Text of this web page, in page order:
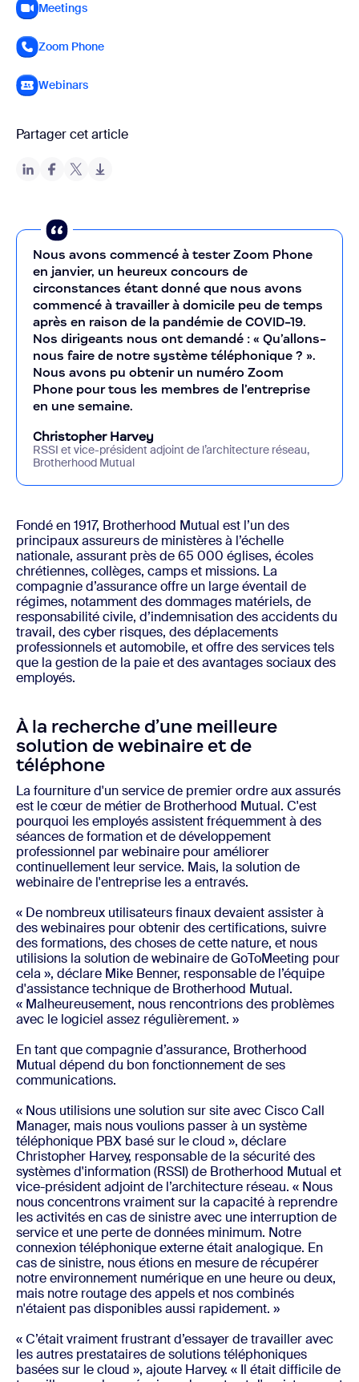
Meetings
Zoom Phone
Webinars
Partager cet article
Nous avons commencé à tester Zoom Phone
en janvier, un heureux concours de
circonstances étant donné que nous avons
commencé à travailler à domicile peu de temps
après en raison de la pandémie de COVID-19.
Nos dirigeants nous ont demandé : « Qu’allons-
nous faire de notre système téléphonique ? ».
Nous avons pu obtenir un numéro Zoom
Phone pour tous les membres de l’entreprise
en une semaine.
Christopher Harvey
RSSI et vice-président adjoint de l’architecture réseau,
Brotherhood Mutual
Fondé en 1917, Brotherhood Mutual est l’un des
principaux assureurs de ministères à l’échelle
nationale, assurant près de 65 000 églises, écoles
chrétiennes, collèges, camps et missions. La
compagnie d’assurance offre un large éventail de
régimes, notamment des dommages matériels, de
responsabilité civile, d’indemnisation des accidents du
travail, des cyber risques, des déplacements
professionnels et automobile, et offre des services tels
que la gestion de la paie et des avantages sociaux des
employés.
À la recherche d’une meilleure
solution de webinaire et de
téléphone
La fourniture d'un service de premier ordre aux assurés
est le cœur de métier de Brotherhood Mutual. C'est
pourquoi les employés assistent fréquemment à des
séances de formation et de développement
professionnel par webinaire pour améliorer
continuellement leur service. Mais, la solution de
webinaire de l'entreprise les a entravés.
« De nombreux utilisateurs finaux devaient assister à
des webinaires pour obtenir des certifications, suivre
des formations, des choses de cette nature, et nous
utilisions la solution de webinaire de GoToMeeting pour
cela », déclare Mike Benner, responsable de l’équipe
d'assistance technique de Brotherhood Mutual.
« Malheureusement, nous rencontrions des problèmes
avec le logiciel assez régulièrement. »
En tant que compagnie d’assurance, Brotherhood
Mutual dépend du bon fonctionnement de ses
communications.
« Nous utilisions une solution sur site avec Cisco Call
Manager, mais nous voulions passer à un système
téléphonique PBX basé sur le cloud », déclare
Christopher Harvey, responsable de la sécurité des
systèmes d'information (RSSI) de Brotherhood Mutual et
vice-président adjoint de l’architecture réseau. « Nous
nous concentrons vraiment sur la capacité à reprendre
les activités en cas de sinistre avec une interruption de
service et une perte de données minimum. Notre
connexion téléphonique externe était analogique. En
cas de sinistre, nous étions en mesure de récupérer
notre environnement numérique en une heure ou deux,
mais notre routage des appels et nos combinés
n'étaient pas disponibles aussi rapidement. »
« C’était vraiment frustrant d’essayer de travailler avec
les autres prestataires de solutions téléphoniques
basées sur le cloud », ajoute Harvey. « Il était difficile de